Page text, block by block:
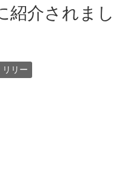
紹介されまし
リリー